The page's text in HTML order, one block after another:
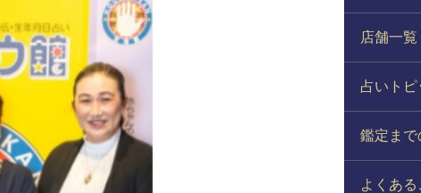
店舗一覧
占いトピ
鑑定まで
よくある